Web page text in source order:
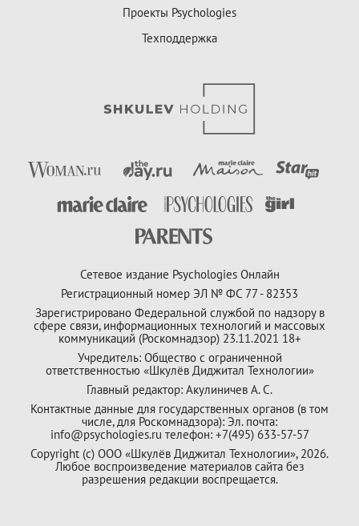
Проекты Psychologies
Техподдержка
Сетевое издание Psychologies Онлайн
Регистрационный номер ЭЛ № ФС 77 - 82353
Зарегистрировано Федеральной службой по надзору в
сфере связи, информационных технологий и массовых
коммуникаций (Роскомнадзор) 23.11.2021 18+
Учредитель: Общество с ограниченной
ответственностью «Шкулёв Диджитал Технологии»
Главный редактор: Акулиничев А. С.
Контактные данные для государственных органов (в том
числе, для Роскомнадзора): Эл. почта:
info@psychologies.ru телефон: +7(495) 633-57-57
Copyright (с) ООО «Шкулёв Диджитал Технологии», 2026.
Любое воспроизведение материалов сайта без
разрешения редакции воспрещается.